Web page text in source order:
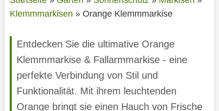
Klemmmarkisen » Orange Klemmmarkise
Entdecken Sie die ultimative Orange
Klemmmarkise & Fallarmmarkise - eine
perfekte Verbindung von Stil und
Funktionalität. Mit ihrem leuchtenden
Orange bringt sie einen Hauch von Frische